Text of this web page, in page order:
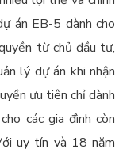
án EB-5 dành cho
từ chủ đầu tư,
lý dự án khi nhận
ưu tiên chỉ dành
các gia đình còn
uy tín và 18 năm